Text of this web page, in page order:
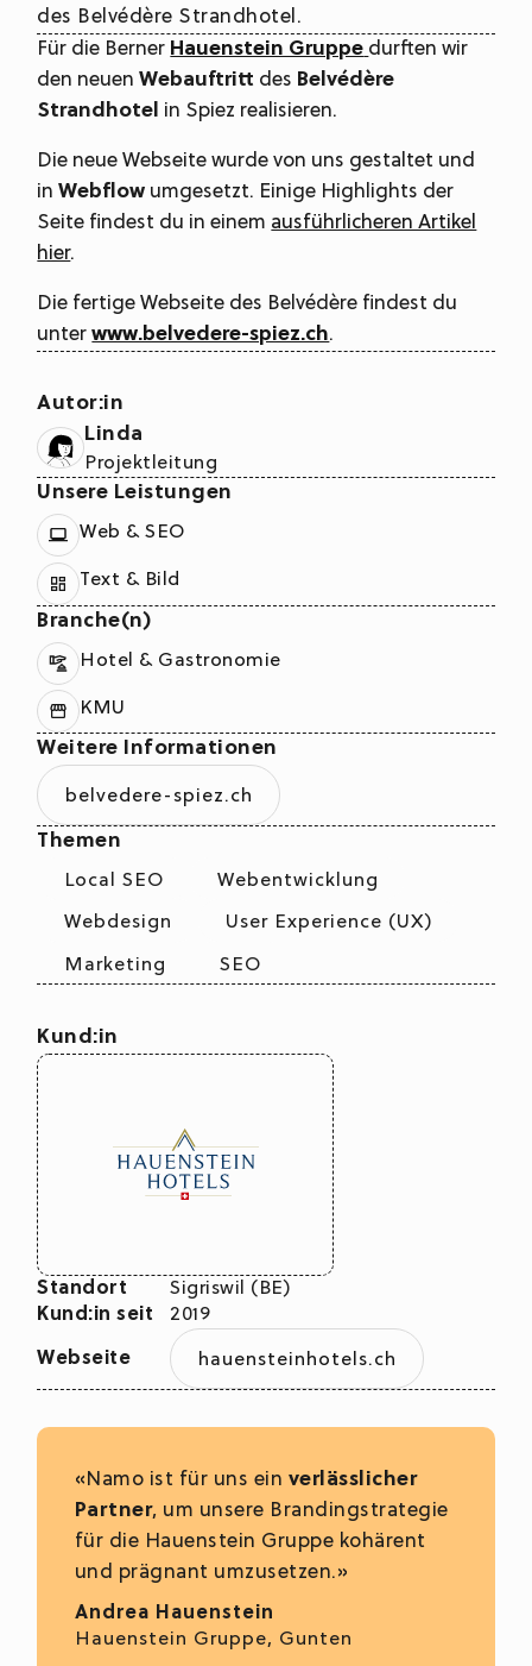
des Belvédère Strandhotel.
Für die Berner Hauenstein Gruppe durften wir
den neuenWebauftritt des Belvédère
Strandhotel in Spiez realisieren.
Die neue Webseite wurde von uns gestaltet und
inWebflow umgesetzt. Einige Highlights der
Seite findest du in einem ausführlicheren Artikel
hier.
Die fertige Webseite des Belvédère findest du
unterwww.belvedere-spiez.ch.
Autor:in
Linda
Projektleitung
Unsere Leistungen
Web & SEO
Text & Bild
Branche(n)
Hotel & Gastronomie
KMU
Weitere Informationen
belvedere-spiez.ch
Themen
Local SEO
Webentwicklung
Webdesign
User Experience (UX)
Marketing
SEO
Kund:in
Standort
Sigriswil (BE)
Kund:in seit
2019
Webseite hauensteinhotels.ch
«Namo ist für uns ein verlässlicher
Partner, um unsere Brandingstrategie
für die Hauenstein Gruppe kohärent
und prägnant umzusetzen.»
Andrea Hauenstein
Hauenstein Gruppe, Gunten